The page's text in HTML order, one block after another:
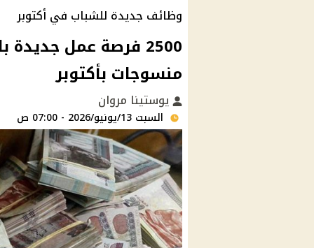
وظائف جديدة للشباب في أكتوبر
2500 فرصة عمل
منسوجات بأكتوبر
يوستينا مروان
السبت 13/يونيو/2026 - 07:00 ص